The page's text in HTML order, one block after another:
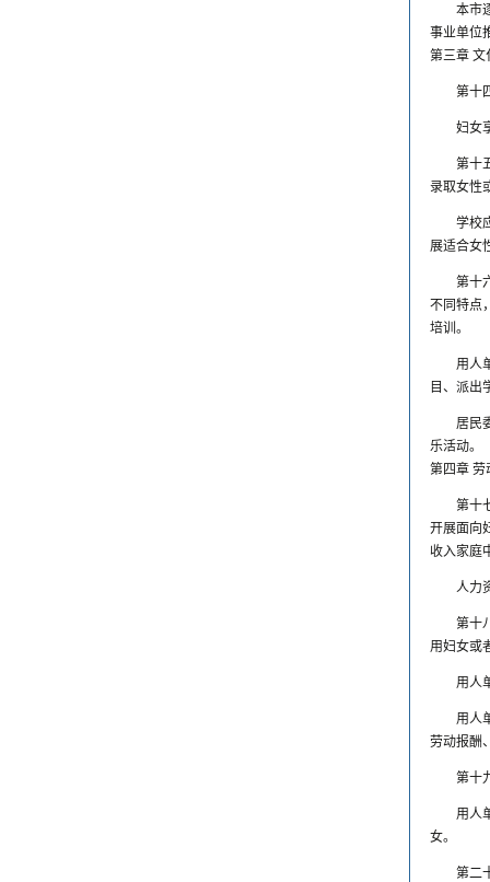
本市
事业单位
第三章 文
第十
妇女
第十
录取女性
学校
展适合女
第十
不同特点
培训。
用人
目、派出
居民
乐活动。
第四章 劳
第十
开展面向
收入家庭
人力
第十
用妇女或
用人
用人
劳动报酬
第十
用人
女。
第二